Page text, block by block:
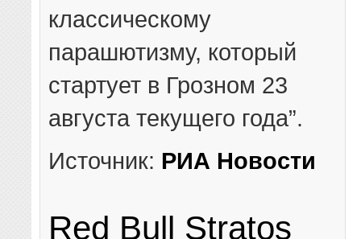
классическому
парашютизму, который
стартует в Грозном 23
августа текущего года”.
Источник: РИА Новости
Red Bull Stratos